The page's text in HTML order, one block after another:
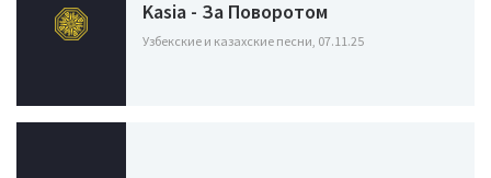
Kasia - За Поворотом
Узбекские и казахские песни, 07.11.25